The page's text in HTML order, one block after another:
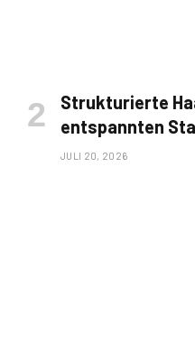
Strukturierte
entspannten
JULI 20, 2026